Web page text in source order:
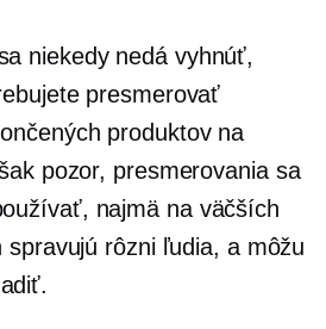
niekedy nedá vyhnúť,
presmerovať
produktov na
pozor, presmerovania sa
najmä na väčších
spravujú rôzni ľudia, a môžu